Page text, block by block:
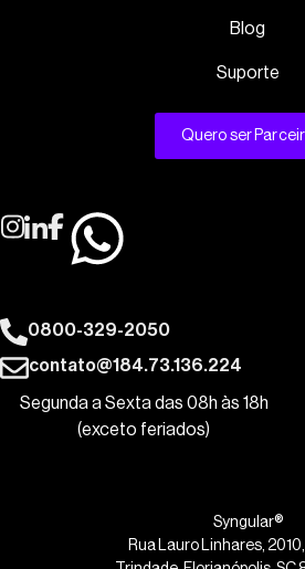
Blog
Suporte
Quero ser
0800-329-2050
contato@184.73.136.224
Segunda a Sexta das 08h às 18h
(exceto feriados)
Syngular®
Rua Lauro Linhares,